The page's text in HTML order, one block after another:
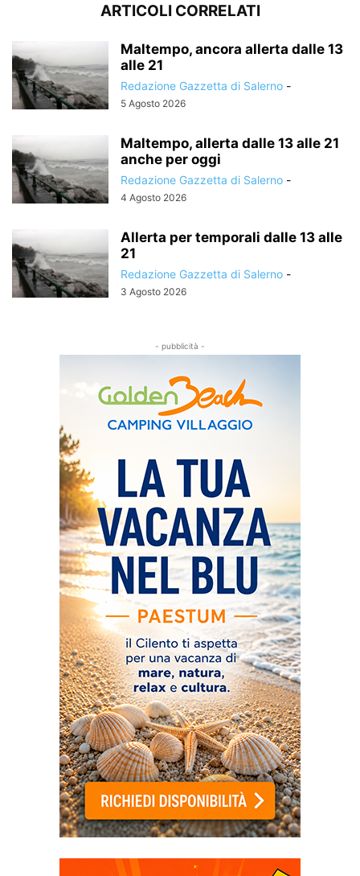
ARTICOLI CORRELATI
Maltempo, ancora allerta dalle 13
alle 21
Redazione Gazzetta di Salerno -
5 Agosto 2026
Maltempo, allerta dalle 13 alle 21
anche per oggi
Redazione Gazzetta di Salerno -
4 Agosto 2026
Allerta per temporali dalle 13 alle
21
Redazione Gazzetta di Salerno -
3 Agosto 2026
- pubblicità -